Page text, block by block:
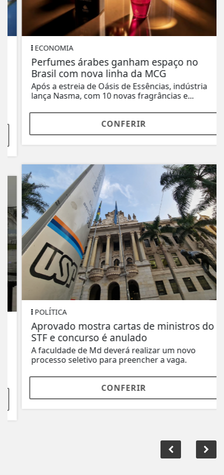
ECONOMIA
Perfumes árabes ganham espaço no
Brasil com nova linha da MCG
Após a estreia de Oásis de Essências, indústria
lança Nasma, com 10 novas fragrâncias e...
CONFERIR
POLÍTICA
Aprovado mostra cartas de ministros do
STF e concurso é anulado
A faculdade de Md deverá realizar um novo
processo seletivo para preencher a vaga.
CONFERIR